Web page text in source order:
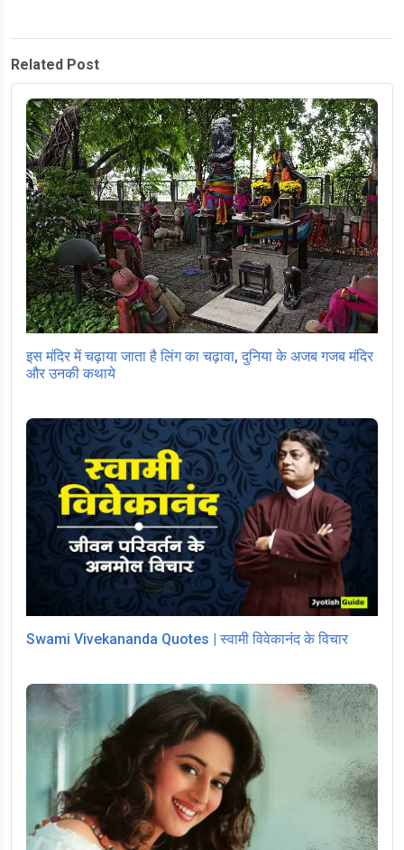
Related Post
इस मंदिर में चढ़ाया जाता है लिंग का चढ़ावा, दुनिया के अजब गजब मंदिर
और उनकी कथाये
Swami Vivekananda Quotes | स्वामी विवेकानंद के विचार